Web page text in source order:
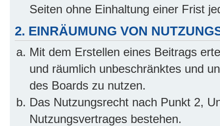
Seiten ohne Einhaltung einer Frist
2. EINRÄUMUNG VON
Mit dem Erstellen eines Beitrags
und räumlich unbeschränktes und
des Boards zu nutzen.
Das Nutzungsrecht nach Punkt 2,
Nutzungsvertrages bestehen.